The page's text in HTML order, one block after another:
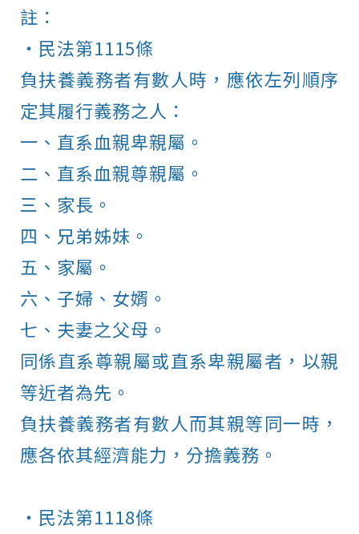
註：
・民法第1115條
負扶養義務者有數人時，應依左列順序
定其履行義務之人：
一、直系血親卑親屬。
二、直系血親尊親屬。
三、家長。
四、兄弟姊妹。
五、家屬。
六、子婦、女婿。
七、夫妻之父母。
同係直系尊親屬或直系卑親屬者，以親
等近者為先。
負扶養義務者有數人而其親等同一時，
應各依其經濟能力，分擔義務。
・民法第1118條